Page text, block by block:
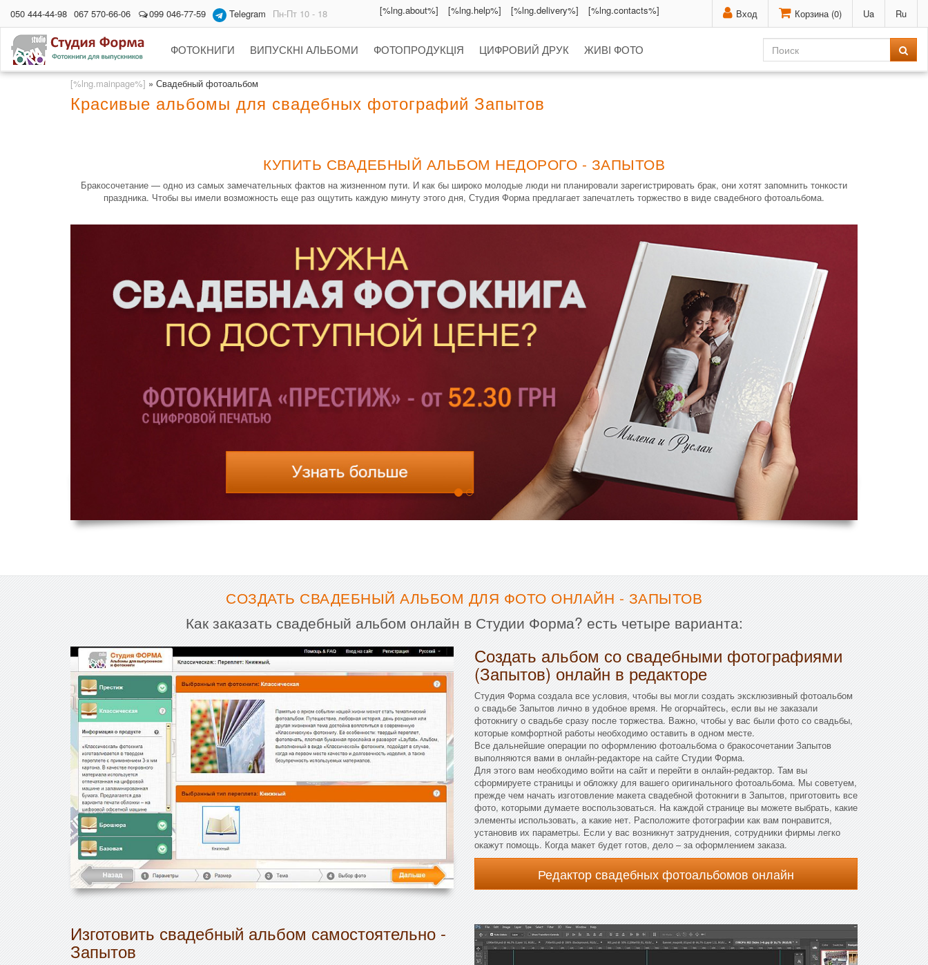
Вход Корзина (0) Ua Ru
050 444-44-98 067 570-66-06 099 046-77-59 Telegram Пн-Пт 10 - 18 [%lng.about%] [%lng.help%] [%lng.delivery%] [%lng.contacts%]
ФОТОКНИГИ ВИПУСКНІ АЛЬБОМИ ФОТОПРОДУКЦІЯ ЦИФРОВИЙ ДРУК ЖИВІ ФОТО
[%lng.mainpage%] » Свадебный фотоальбом
Красивые альбомы для свадебных фотографий Запытов
КУПИТЬ СВАДЕБНЫЙ АЛЬБОМ НЕДОРОГО - ЗАПЫТОВ
Бракосочетание — одно из самых замечательных фактов на жизненном пути. И как бы широко молодые люди ни планировали зарегистрировать брак, они хотят запомнить тонкости
праздника. Чтобы вы имели возможность еще раз ощутить каждую минуту этого дня, Студия Форма предлагает запечатлеть торжество в виде свадебного фотоальбома.
СОЗДАТЬ СВАДЕБНЫЙ АЛЬБОМ ДЛЯ ФОТО ОНЛАЙН - ЗАПЫТОВ
Как заказать свадебный альбом онлайн в Студии Форма? есть четыре варианта:
Создать альбом со свадебными фотографиями
(Запытов) онлайн в редакторе
Студия Форма создала все условия, чтобы вы могли создать эксклюзивный фотоальбом
о свадьбе Запытов лично в удобное время. Не огорчайтесь, если вы не заказали
фотокнигу о свадьбе сразу после торжества. Важно, чтобы у вас были фото со свадьбы,
которые комфортной работы необходимо оставить в одном месте.
Все дальнейшие операции по оформлению фотоальбома о бракосочетании Запытов
выполняются вами в онлайн-редакторе на сайте Студии Форма.
Для этого вам необходимо войти на сайт и перейти в онлайн-редактор. Там вы
сформируете страницы и обложку для вашего оригинального фотоальбома. Мы советуем,
прежде чем начать изготовление макета свадебной фотокниги в Запытов, приготовить все
фото, которыми думаете воспользоваться. На каждой странице вы можете выбрать, какие
элементы использовать, а какие нет. Расположите фотографии как вам понравится,
установив их параметры. Если у вас возникнут затруднения, сотрудники фирмы легко
окажут помощь. Когда макет будет готов, дело – за оформлением заказа.
Редактор свадебных фотоальбомов онлайн
Изготовить свадебный альбом самостоятельно -
Запытов